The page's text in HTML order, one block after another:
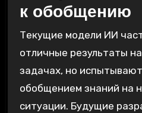
к обобщению
Текущие модели ИИ
отличные результаты
задачах, но
обобщением знаний на
ситуации. Будущие